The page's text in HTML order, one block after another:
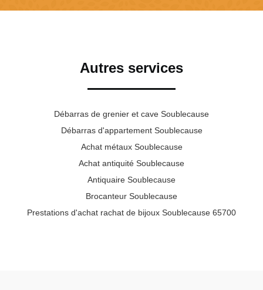
Autres services
Débarras de grenier et cave Soublecause
Débarras d'appartement Soublecause
Achat métaux Soublecause
Achat antiquité Soublecause
Antiquaire Soublecause
Brocanteur Soublecause
Prestations d'achat rachat de bijoux Soublecause 65700